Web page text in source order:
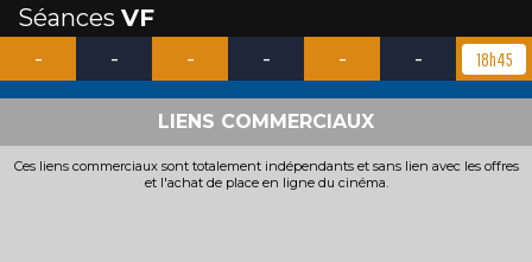
Séances VF
-
- - - - - 18h45
LIENS COMMERCIAUX
Ces liens commerciaux sont totalement indépendants et sans lien avec les offres
et l'achat de place en ligne du cinéma.